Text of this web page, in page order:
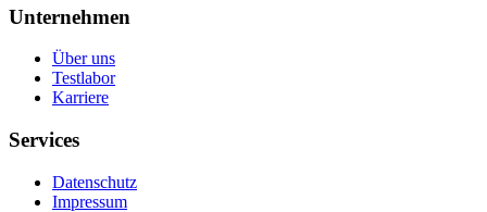
Unternehmen
Über uns
Testlabor
Karriere
Services
Datenschutz
Impressum